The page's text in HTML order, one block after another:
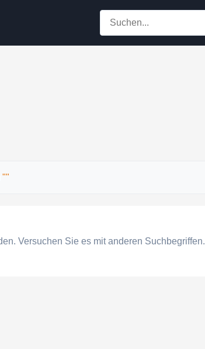
""
Versuchen Sie es mit anderen Suchbegriffen.